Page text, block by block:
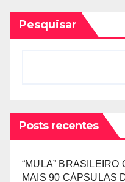
Pesquisar
Posts recentes
“MULA” BRASILEIRO
MAIS 90 CÁPSULAS